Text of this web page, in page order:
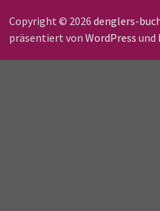
Copyright © 2026 denglers-
präsentiert von WordPress und